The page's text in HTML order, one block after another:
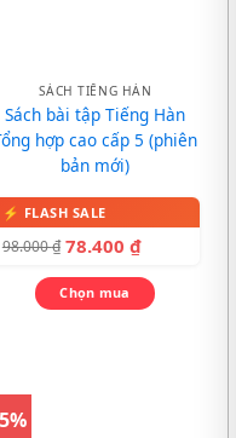
SÁCH TIẾNG HÀN
Sách bài tập Tiếng Hàn
hợp cao cấp 5 (phiên
bản mới)
98.000₫ 78.400 ₫
Chọn mua